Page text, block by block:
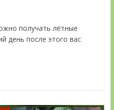
получать лётные
день после этого вас